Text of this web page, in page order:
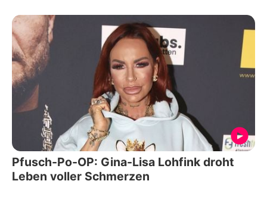
Pfusch-Po-OP: Gina-Lisa Lohfink droht
Leben voller Schmerzen